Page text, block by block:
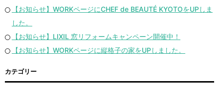
【お知らせ】WORKページにCHEF de BEAUTÉ KYOTOをUPしま
した。
【お知らせ】LIXIL 窓リフォームキャンペーン開催中！
【お知らせ】WORKページに縦格子の家をUPしました。
カテゴリー